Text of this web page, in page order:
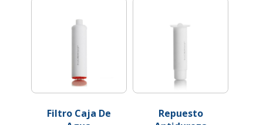
Filtro Caja De
Repuesto